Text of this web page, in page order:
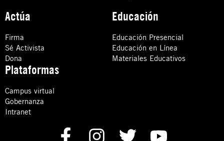
Actúa
Firma
Sé Activista
Dona
Educación
Educación Presencial
Educación en Línea
Materiales Educativos
Plataformas
Campus virtual
Gobernanza
Intranet